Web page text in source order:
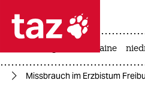
 taz zahl
taz zahl ich
krieg in der ukraine
Missbrauch im Erzbistum